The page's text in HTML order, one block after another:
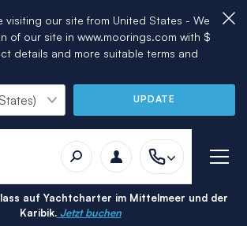
visiting our site from United States - We
of our site in www.moorings.com with $
details and more suitable terms and
UPDATE
auf Yachtcharter im Mittelmeer und der
Karibik.Jetzt buchen